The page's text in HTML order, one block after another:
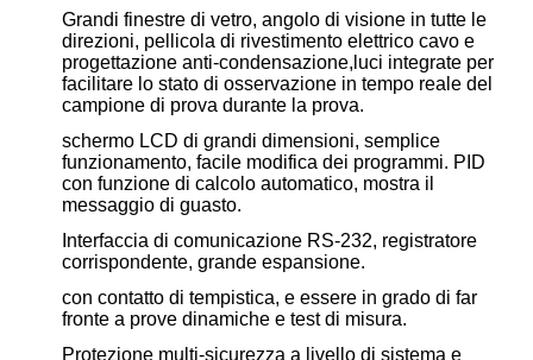
Grandi finestre di vetro, angolo di visione in tutte le
direzioni, pellicola di rivestimento elettrico cavo e
progettazione anti-condensazione,luci integrate per
facilitare lo stato di osservazione in tempo reale del
campione di prova durante la prova.
schermo LCD di grandi dimensioni, semplice
funzionamento, facile modifica dei programmi. PID
con funzione di calcolo automatico, mostra il
messaggio di guasto.
Interfaccia di comunicazione RS-232, registratore
corrispondente, grande espansione.
con contatto di tempistica, e essere in grado di far
fronte a prove dinamiche e test di misura.
Protezione multi-sicurezza a livello di sistema e